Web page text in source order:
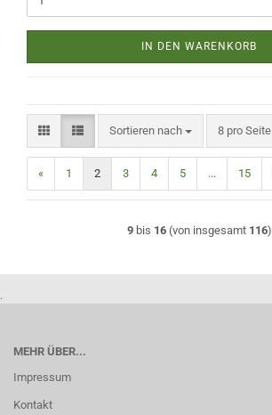
IN DEN WARENKORB
Sortieren nach
Sortieren nach 8 pro Seite
pro Seite
« 1 2 3 4 5 ... 15
9bis 16(von insgesamt 116)
.
MEHR ÜBER...
Impressum
Kontakt